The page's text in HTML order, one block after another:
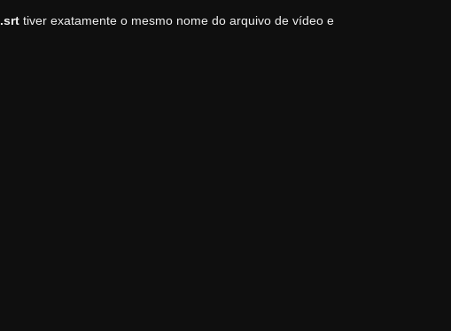
.srttiver exatamente o mesmo nome do arquivo de vídeo e